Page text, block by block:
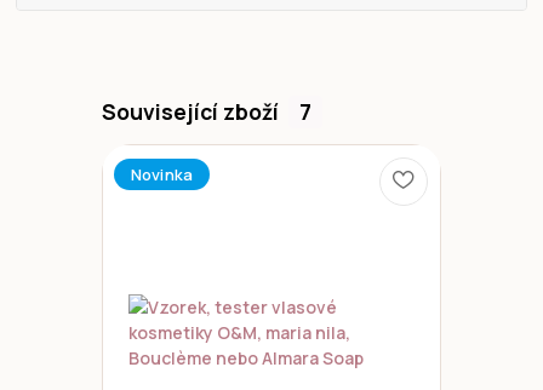
Související zboží 7
Novinka